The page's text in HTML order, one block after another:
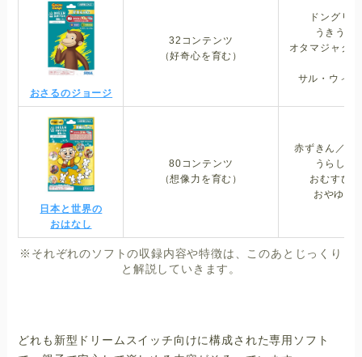
おさるのジョージ
32コンテンツ
（好奇心を育む）
ドングリ
うきうき
オタマジャク
サル・ウィ
日本と世界の
おはなし
80コンテンツ
（想像力を育む）
赤ずきん／イ
うらしま
おむすび
おやゆび
※それぞれのソフトの収録内容や特徴は、このあとじっくり
と解説していきます。
どれも新型ドリームスイッチ向けに構成された専用ソフト